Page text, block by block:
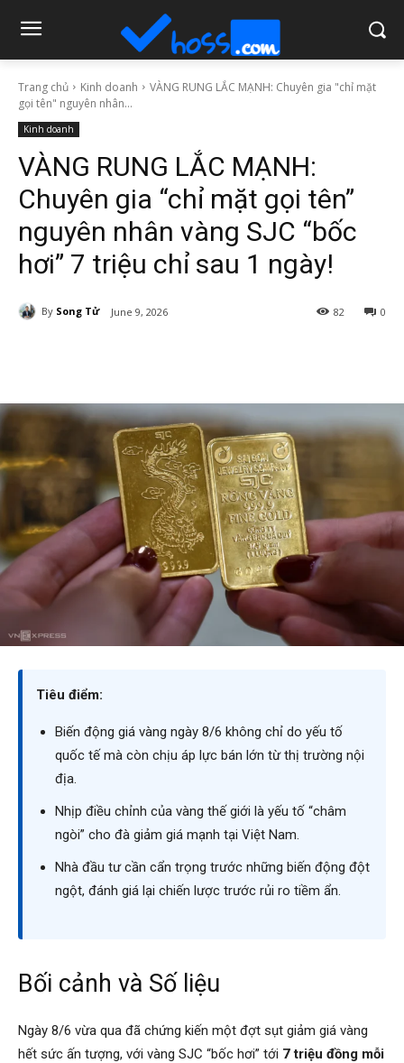
Trang chủ Kinh doanh
VÀNG RUNG LẮC MẠNH: Chuyên gia "chỉ mặt
gọi tên" nguyên nhân...
Kinh doanh
VÀNG RUNG LẮC MẠNH:
Chuyên gia “chỉ mặt gọi tên”
nguyên nhân vàng SJC “bốc
hơi” 7 triệu chỉ sau 1 ngày!
By Song Tử June 9, 2026 0
82
Tiêu điểm:
Biến động giá vàng ngày 8/6 không chỉ do yếu tố
quốc tế mà còn chịu áp lực bán lớn từ thị trường nội
địa.
Nhịp điều chỉnh của vàng thế giới là yếu tố “châm
ngòi” cho đà giảm giá mạnh tại Việt Nam.
Nhà đầu tư cần cẩn trọng trước những biến động đột
ngột, đánh giá lại chiến lược trước rủi ro tiềm ẩn.
Bối cảnh và Số liệu
Ngày 8/6 vừa qua đã chứng kiến một đợt sụt giảm giá vàng
hết sức ấn tượng, với vàng SJC “bốc hơi” tới 7 triệu đồng mỗi